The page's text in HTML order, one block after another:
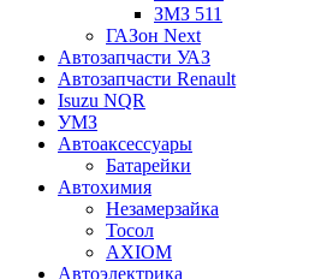
ЗМЗ 511
ГАЗон Next
Автозапчасти УАЗ
Автозапчасти Renault
Isuzu NQR
УМЗ
Автоаксессуары
Батарейки
Автохимия
Незамерзайка
Тосол
AXIOM
Автоэлектрика